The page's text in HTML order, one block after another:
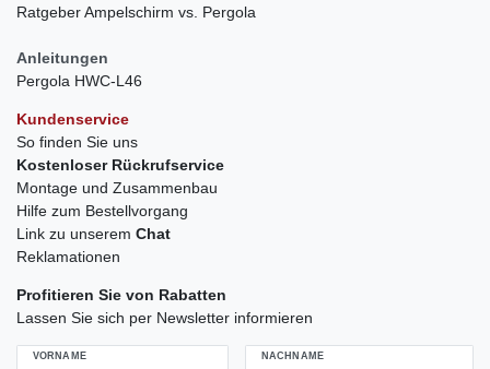
Ratgeber Ampelschirm vs. Pergola
Anleitungen
Pergola HWC-L46
Kundenservice
So finden Sie uns
Kostenloser Rückrufservice
Montage und Zusammenbau
Hilfe zum Bestellvorgang
Link zu unserem Chat
Reklamationen
Profitieren Sie von Rabatten
Lassen Sie sich per Newsletter informieren
VORNAME NACHNAME